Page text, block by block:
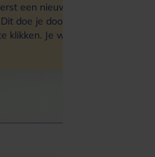
een nieuw
doe je door op de link
Je winkelmand